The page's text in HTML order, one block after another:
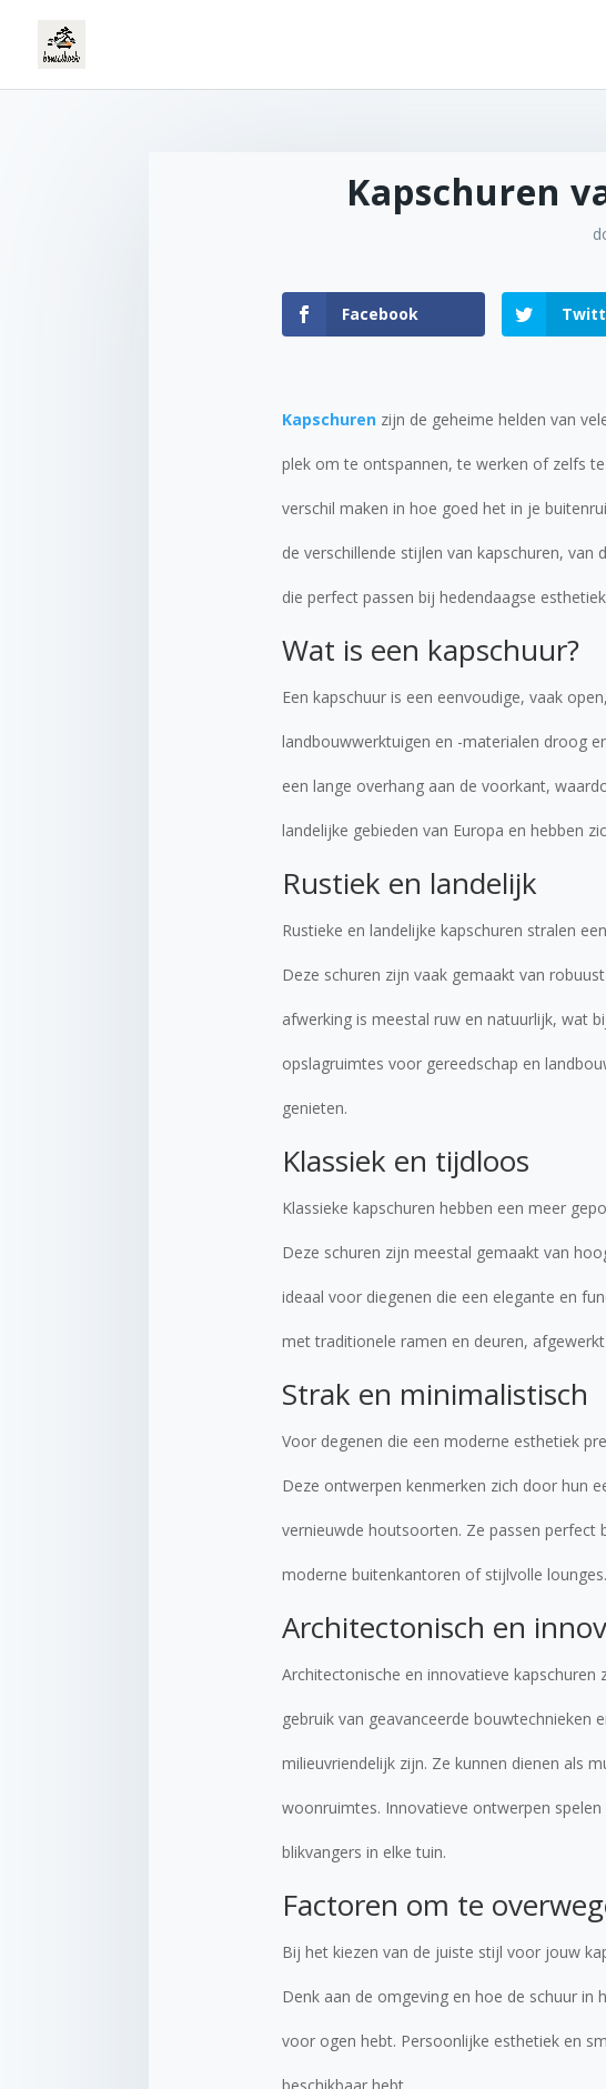
Kapschuren
Facebook
Kapschuren zijn de geheime helden van
plek om te ontspannen, te werken of zelfs
verschil maken in hoe goed het in je
de verschillende stijlen van kapschuren,
die perfect passen bij hedendaagse
Wat is een kapschuur?
Een kapschuur is een eenvoudige, vaak
landbouwwerktuigen en -materialen droog
een lange overhang aan de voorkant,
landelijke gebieden van Europa en hebben
Rustiek en landelijk
Rustieke en landelijke kapschuren stralen
Deze schuren zijn vaak gemaakt van
afwerking is meestal ruw en natuurlijk, wat
opslagruimtes voor gereedschap en
genieten.
Klassiek en tijdloos
Klassieke kapschuren hebben een meer
Deze schuren zijn meestal gemaakt van
ideaal voor diegenen die een elegante en
met traditionele ramen en deuren,
Strak en minimalistisch
Voor degenen die een moderne esthetiek
Deze ontwerpen kenmerken zich door hun
vernieuwde houtsoorten. Ze passen perfect
moderne buitenkantoren of stijlvolle lounges.
Architectonisch en
Architectonische en innovatieve
gebruik van geavanceerde
milieuvriendelijk zijn. Ze kunnen dienen als
woonruimtes. Innovatieve ontwerpen
blikvangers in elke tuin.
Factoren om te
Bij het kiezen van de juiste stijl voor jouw
Denk aan de omgeving en hoe de schuur in
voor ogen hebt. Persoonlijke esthetiek en